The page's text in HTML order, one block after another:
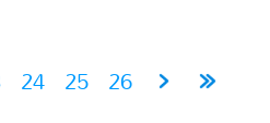
24 25 26